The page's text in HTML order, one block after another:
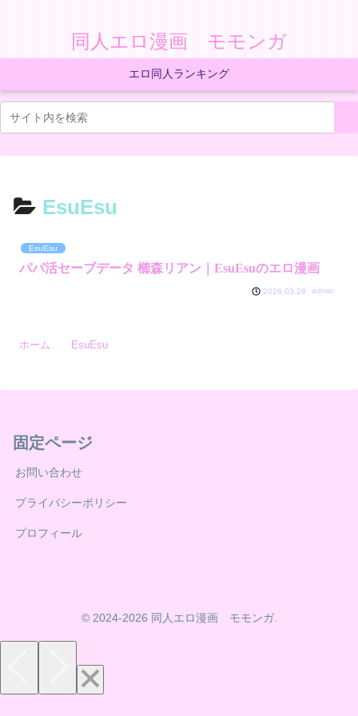
同人エロ漫画 モモンガ
エロ同人ランキング
EsuEsu
EsuEsu
パパ活セーブデータ 櫛森リアン｜EsuEsuのエロ漫画
2026.03.28 admin
ホーム EsuEsu
固定ページ
お問い合わせ
プライバシーポリシー
プロフィール
© 2024-2026 同人エロ漫画 モモンガ.